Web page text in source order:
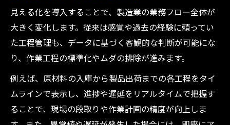
見える化を導入することで、製造業の業務フロー全体が
大きく変化します。従来は感覚や過去の経験に頼ってい
た工程管理も、データに基づく客観的な判断が可能にな
り、作業工程の標準化やムダの排除が進みます。
例えば、原材料の入庫から製品出荷までの各工程をタイ
ムラインで表示し、進捗や遅延をリアルタイムで把握す
ることで、現場の段取りや作業計画の精度が向上しま